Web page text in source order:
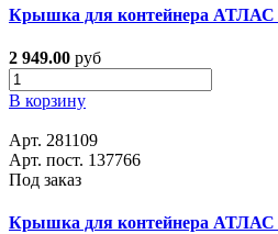
Крышка для контейнера АТЛАС
2 949.00 руб
В корзину
Арт. 281109
Арт. пост. 137766
Под заказ
Крышка для контейнера АТЛАС